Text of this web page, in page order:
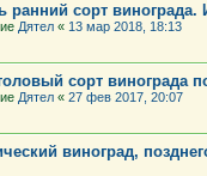
ранний сорт винограда.
Дятел « 13 мар 2018, 18:13
сорт винограда
Дятел « 27 фев 2017, 20:07
виноград,